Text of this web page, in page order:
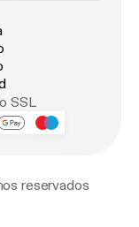
SSL
reservados